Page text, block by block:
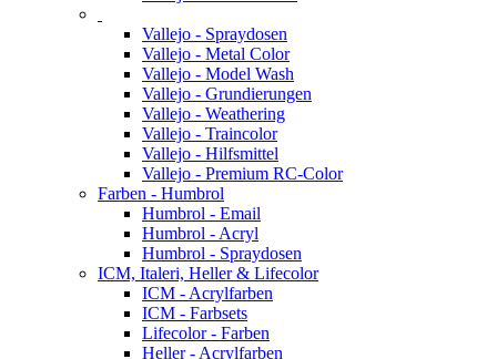
Vallejo - Spraydosen
Vallejo - Metal Color
Vallejo - Model Wash
Vallejo - Grundierungen
Vallejo - Weathering
Vallejo - Traincolor
Vallejo - Hilfsmittel
Vallejo - Premium RC-Color
Farben - Humbrol
Humbrol - Email
Humbrol - Acryl
Humbrol - Spraydosen
ICM, Italeri, Heller & Lifecolor
ICM - Acrylfarben
ICM - Farbsets
Lifecolor - Farben
Heller - Acrylfarben